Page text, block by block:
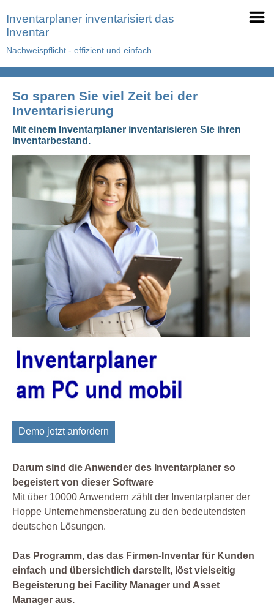
Inventarplaner inventarisiert das
Inventar
Nachweispflicht - effizient und einfach
So sparen Sie viel Zeit bei der
Inventarisierung
Mit einem Inventarplaner inventarisieren Sie ihren
Inventarbestand.
Demo jetzt anfordern
Darum sind die Anwender des Inventarplaner so
begeistert von dieser Software
Mit über 10000 Anwendern zählt der Inventarplaner der
Hoppe Unternehmensberatung zu den bedeutendsten
deutschen Lösungen.
Das Programm, das das Firmen-Inventar für Kunden
einfach und übersichtlich darstellt, löst vielseitig
Begeisterung bei Facility Manager und Asset
Manager aus.